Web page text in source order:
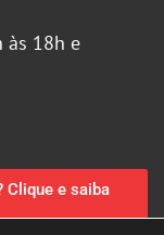
às 18h e
Clique e saiba